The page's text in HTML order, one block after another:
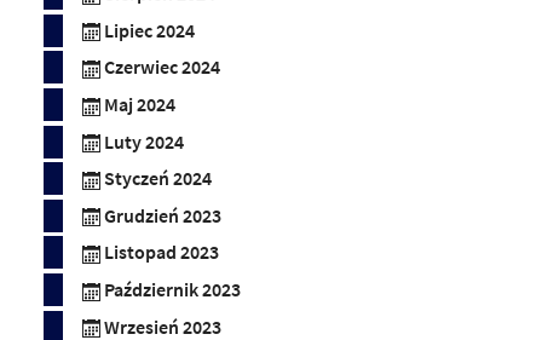
Lipiec 2024
Czerwiec 2024
Maj 2024
Luty 2024
Styczeń 2024
Grudzień 2023
Listopad 2023
Październik 2023
Wrzesień 2023